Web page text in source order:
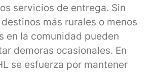
servicios de entrega. Sin
más rurales o menos
en la comunidad pueden
demoras ocasionales. En
se esfuerza por mantener